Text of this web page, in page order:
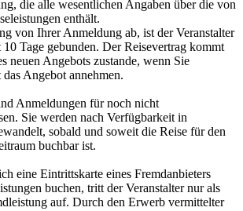
die alle wesentlichen Angaben über die von
enthält.
von Ihrer Anmeldung ab, ist der Veranstalter
10 Tage gebunden. Der Reisevertrag kommt
neuen Angebots zustande, wenn Sie
Angebot annehmen.
Anmeldungen für noch nicht
Sie werden nach Verfügbarkeit in
sobald und soweit die Reise für den
buchbar ist.
eine Eintrittskarte eines Fremdanbieters
buchen, tritt der Veranstalter nur als
auf. Durch den Erwerb vermittelter